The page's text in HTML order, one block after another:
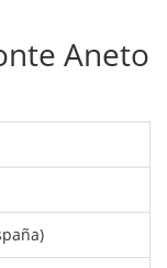
Aneto